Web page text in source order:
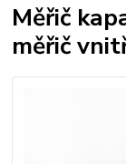
Měřič
měřič